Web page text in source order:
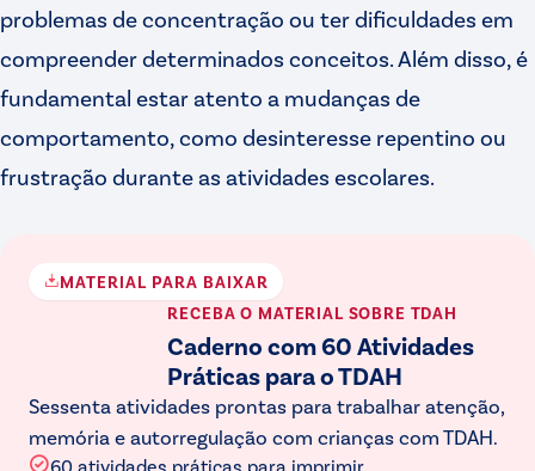
problemas de concentração ou ter dificuldades em
compreender determinados conceitos. Além disso, é
fundamental estar atento a mudanças de
comportamento, como desinteresse repentino ou
frustração durante as atividades escolares.
MATERIAL PARA BAIXAR
RECEBA O MATERIAL SOBRE TDAH
Caderno com 60 Atividades
Práticas para o TDAH
Sessenta atividades prontas para trabalhar atenção,
memória e autorregulação com crianças com TDAH.
60 atividades práticas para imprimir